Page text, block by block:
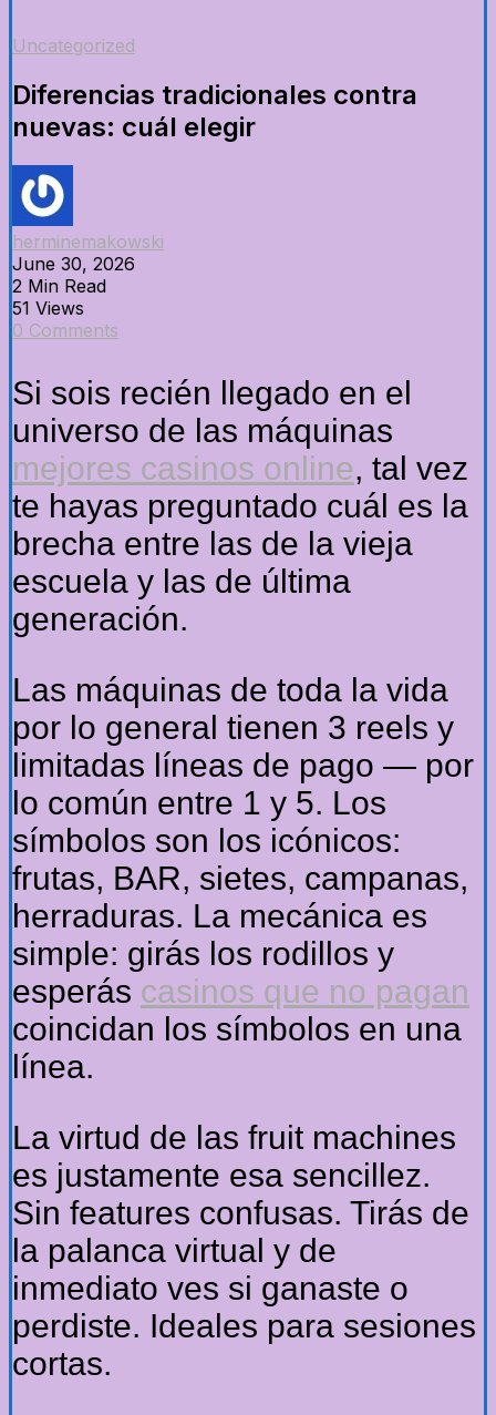
Uncategorized
Diferencias tradicionales contra
nuevas: cuál elegir
herminemakowski
June 30, 2026
2 Min Read
51 Views
0 Comments
Si sois recién llegado en el
universo de las máquinas
mejores casinos online, tal vez
te hayas preguntado cuál es la
brecha entre las de la vieja
escuela y las de última
generación.
Las máquinas de toda la vida
por lo general tienen 3 reels y
limitadas líneas de pago — por
lo común entre 1 y 5. Los
símbolos son los icónicos:
frutas, BAR, sietes, campanas,
herraduras. La mecánica es
simple: girás los rodillos y
esperás casinos que no pagan
coincidan los símbolos en una
línea.
La virtud de las fruit machines
es justamente esa sencillez.
Sin features confusas. Tirás de
la palanca virtual y de
inmediato ves si ganaste o
perdiste. Ideales para sesiones
cortas.